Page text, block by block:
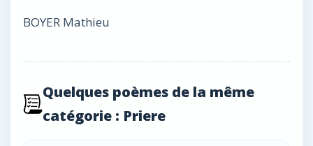
BOYER Mathieu
Quelques poèmes de la même
catégorie : Priere